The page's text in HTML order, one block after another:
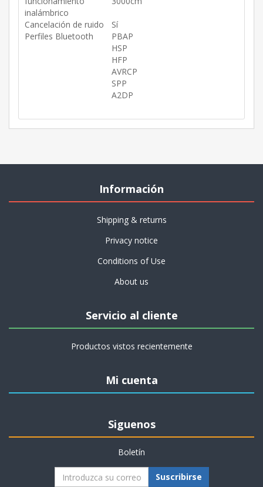
inalámbrico
Cancelación de ruido
Sí
Perfiles Bluetooth
PBAP
HSP
HFP
AVRCP
SPP
A2DP
Información
Shipping & returns
Privacy notice
Conditions of Use
About us
Servicio al cliente
Productos vistos recientemente
Mi cuenta
Siguenos
Boletín
Suscribirse